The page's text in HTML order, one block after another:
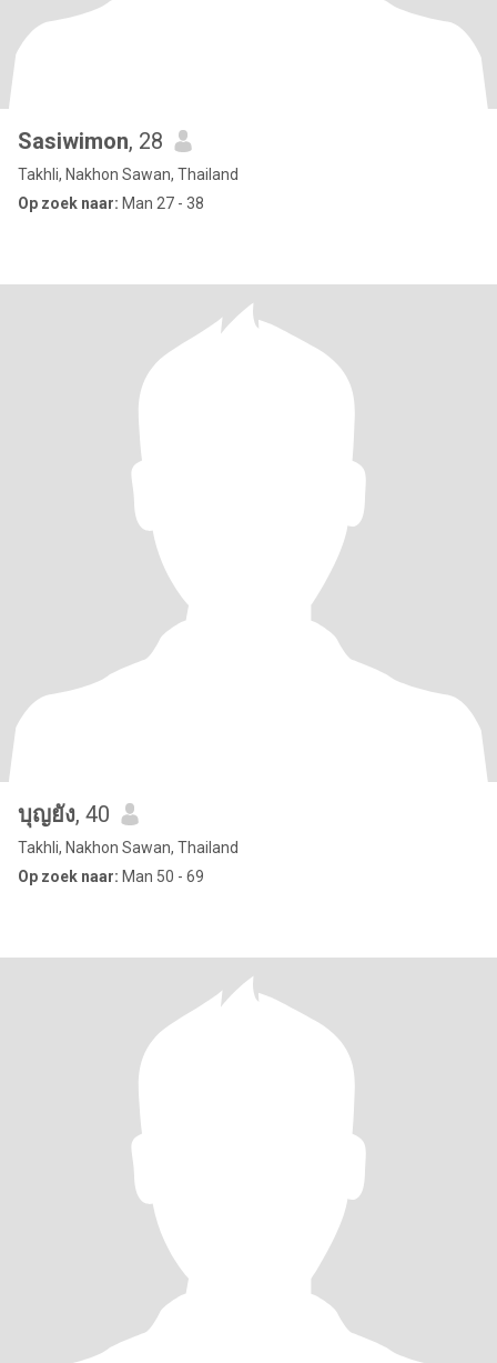
Sasiwimon, 28
Takhli, Nakhon Sawan, Thailand
Op zoek naar: Man 27 - 38
บุญยัง, 40
Takhli, Nakhon Sawan, Thailand
Op zoek naar: Man 50 - 69